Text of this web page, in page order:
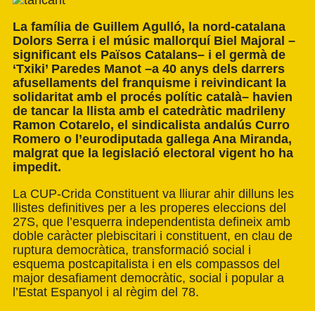
La família de Guillem Agulló, la nord-catalana
Dolors Serra i el músic mallorquí Biel Majoral –
significant els Països Catalans– i el germà de
‘Txiki’ Paredes Manot –a 40 anys dels darrers
afusellaments del franquisme i reivindicant la
solidaritat amb el procés polític català– havien
de tancar la llista amb el catedràtic madrileny
Ramon Cotarelo, el sindicalista andalús Curro
Romero o l’eurodiputada gallega Ana Miranda,
malgrat que la legislació electoral vigent ho ha
impedit.
La CUP-Crida Constituent va lliurar ahir dilluns les
llistes definitives per a les properes eleccions del
27S, que l’esquerra independentista defineix amb
doble caràcter plebiscitari i constituent, en clau de
ruptura democràtica, transformació social i
esquema postcapitalista i en els compassos del
major desafiament democràtic, social i popular a
l’Estat Espanyol i al règim del 78.